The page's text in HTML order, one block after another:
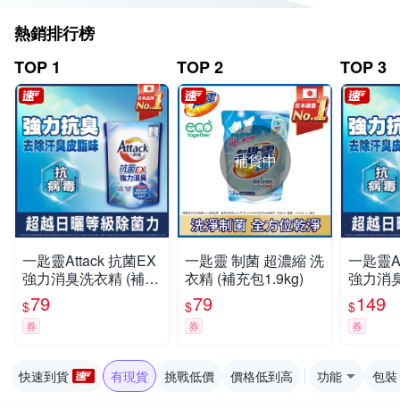
熱銷排行榜
TOP 1
一匙靈Attack 抗菌EX
強力消臭洗衣精 (補充
包1.5kg)(新舊包裝混
出)
$79
券
TOP 2
補貨中
一匙靈 制菌 超濃縮 洗
衣精 (補充包1.9kg)
$79
券
TOP 3
一匙靈
強力消
$149
券
快速到貨 有現貨 挑戰低價 價格低到高 功能 包裝